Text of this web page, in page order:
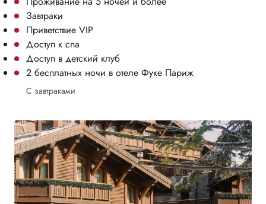
Завтраки
Приветствие VIP
Доступ к спа
Доступ в детский клуб
2 бесплатных ночи в отеле Фуке Париж
С завтраками